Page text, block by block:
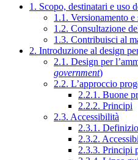
1. Scopo, destinatari e uso
1.1. Versionamento e
1.2. Consultazione
1.3. Contribuisci al
2. Introduzione al design
2.1. Design per
government)
2.2. L’approccio
2.2.1. Buone
2.2.2. Principi
2.3. Accessibilità
2.3.1.
2.3.2.
2.3.3. Principi